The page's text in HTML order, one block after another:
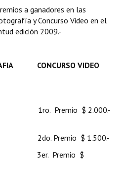
a ganadores en las
y Concurso Video en el
edición 2009.-
CONCURSO VIDEO
1ro. Premio $ 2.000.-
2do. Premio $ 1.500.-
3er. Premio $